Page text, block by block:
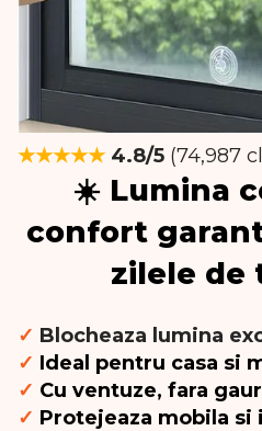
★★★★★ 4.8/5 (74,987
☀️ Lumina
confort
zilele de
✓ Blocheaza lumina
✓ Ideal pentru casa si
✓ Cu ventuze, fara
✓ Protejeaza mobila